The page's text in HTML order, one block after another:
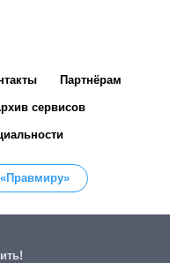
Партнёрам
сервисов